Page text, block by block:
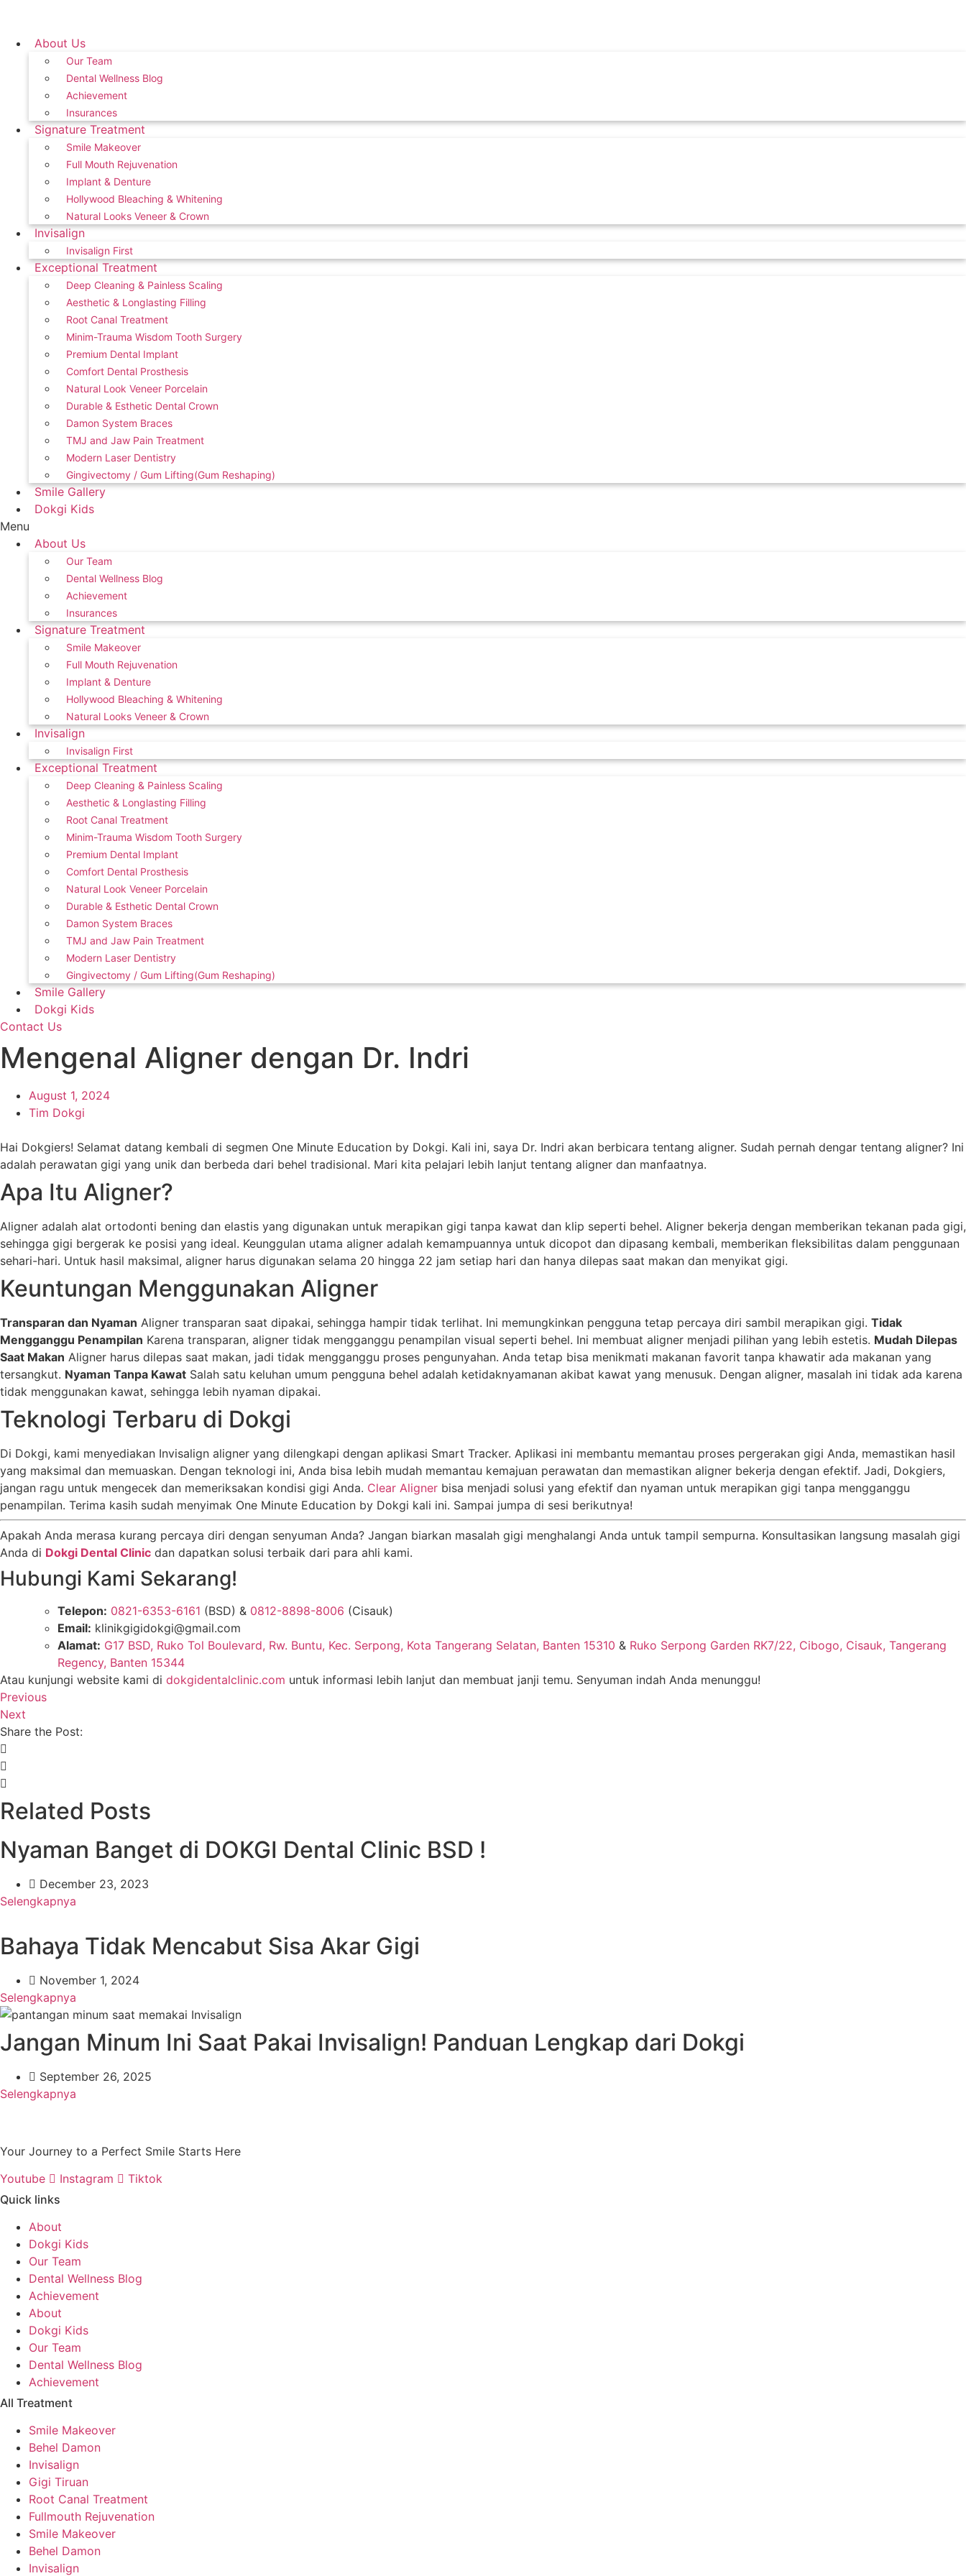
contentAbout Us
Our Team
Dental Wellness Blog
Achievement
Insurances
Signature Treatment
Smile Makeover
Full Mouth Rejuvenation
Implant & Denture
Hollywood Bleaching & Whitening
Natural Looks Veneer & Crown
Invisalign
Invisalign First
Exceptional Treatment
Deep Cleaning & Painless Scaling
Aesthetic & Longlasting Filling
Root Canal Treatment
Minim-Trauma Wisdom Tooth Surgery
Premium Dental Implant
Comfort Dental Prosthesis
Natural Look Veneer Porcelain
Durable & Esthetic Dental Crown
Damon System Braces
TMJ and Jaw Pain Treatment
Modern Laser Dentistry
Gingivectomy / Gum Lifting(Gum Reshaping)
Smile Gallery
Dokgi Kids
Menu
About Us
Our Team
Dental Wellness Blog
Achievement
Insurances
Signature Treatment
Smile Makeover
Full Mouth Rejuvenation
Implant & Denture
Hollywood Bleaching & Whitening
Natural Looks Veneer & Crown
Invisalign
Invisalign First
Exceptional Treatment
Deep Cleaning & Painless Scaling
Aesthetic & Longlasting Filling
Root Canal Treatment
Minim-Trauma Wisdom Tooth Surgery
Premium Dental Implant
Comfort Dental Prosthesis
Natural Look Veneer Porcelain
Durable & Esthetic Dental Crown
Damon System Braces
TMJ and Jaw Pain Treatment
Modern Laser Dentistry
Gingivectomy / Gum Lifting(Gum Reshaping)
Smile Gallery
Dokgi Kids
Contact Us
Mengenal Aligner dengan Dr. Indri
August 1, 2024
Tim Dokgi
Hai Dokgiers! Selamat datang kembali di segmen One Minute Education by Dokgi. Kali ini, saya Dr. Indri akan berbicara tentang aligner. Sudah pernah dengar tentang aligner? Ini
adalah perawatan gigi yang unik dan berbeda dari behel tradisional. Mari kita pelajari lebih lanjut tentang aligner dan manfaatnya.
Apa Itu Aligner?
Aligner adalah alat ortodonti bening dan elastis yang digunakan untuk merapikan gigi tanpa kawat dan klip seperti behel. Aligner bekerja dengan memberikan tekanan pada gigi,
sehingga gigi bergerak ke posisi yang ideal. Keunggulan utama aligner adalah kemampuannya untuk dicopot dan dipasang kembali, memberikan fleksibilitas dalam penggunaan
sehari-hari. Untuk hasil maksimal, aligner harus digunakan selama 20 hingga 22 jam setiap hari dan hanya dilepas saat makan dan menyikat gigi.
Keuntungan Menggunakan Aligner
Transparan dan Nyaman Aligner transparan saat dipakai, sehingga hampir tidak terlihat. Ini memungkinkan pengguna tetap percaya diri sambil merapikan gigi. Tidak
Mengganggu Penampilan Karena transparan, aligner tidak mengganggu penampilan visual seperti behel. Ini membuat aligner menjadi pilihan yang lebih estetis. Mudah Dilepas
Saat Makan Aligner harus dilepas saat makan, jadi tidak mengganggu proses pengunyahan. Anda tetap bisa menikmati makanan favorit tanpa khawatir ada makanan yang
tersangkut. Nyaman Tanpa Kawat Salah satu keluhan umum pengguna behel adalah ketidaknyamanan akibat kawat yang menusuk. Dengan aligner, masalah ini tidak ada karena
tidak menggunakan kawat, sehingga lebih nyaman dipakai.
Teknologi Terbaru di Dokgi
Di Dokgi, kami menyediakan Invisalign aligner yang dilengkapi dengan aplikasi Smart Tracker. Aplikasi ini membantu memantau proses pergerakan gigi Anda, memastikan hasil
yang maksimal dan memuaskan. Dengan teknologi ini, Anda bisa lebih mudah memantau kemajuan perawatan dan memastikan aligner bekerja dengan efektif. Jadi, Dokgiers,
jangan ragu untuk mengecek dan memeriksakan kondisi gigi Anda. Clear Aligner bisa menjadi solusi yang efektif dan nyaman untuk merapikan gigi tanpa mengganggu
penampilan. Terima kasih sudah menyimak One Minute Education by Dokgi kali ini. Sampai jumpa di sesi berikutnya!
Apakah Anda merasa kurang percaya diri dengan senyuman Anda? Jangan biarkan masalah gigi menghalangi Anda untuk tampil sempurna. Konsultasikan langsung masalah gigi
Anda di Dokgi Dental Clinic dan dapatkan solusi terbaik dari para ahli kami.
Hubungi Kami Sekarang!
Telepon: 0821-6353-6161 (BSD) & 0812-8898-8006 (Cisauk)
Email: klinikgigidokgi@gmail.com
Alamat: G17 BSD, Ruko Tol Boulevard, Rw. Buntu, Kec. Serpong, Kota Tangerang Selatan, Banten 15310 & Ruko Serpong Garden RK7/22, Cibogo, Cisauk, Tangerang
Regency, Banten 15344
Atau kunjungi website kami di dokgidentalclinic.com untuk informasi lebih lanjut dan membuat janji temu. Senyuman indah Anda menunggu!
Previous
Next
Share the Post:
Related Posts
Nyaman Banget di DOKGI Dental Clinic BSD !
December 23, 2023
Selengkapnya
Bahaya Tidak Mencabut Sisa Akar Gigi
November 1, 2024
Selengkapnya
Jangan Minum Ini Saat Pakai Invisalign! Panduan Lengkap dari Dokgi
September 26, 2025
Selengkapnya
Your Journey to a Perfect Smile Starts Here
Youtube
Instagram
Tiktok
Quick links
About
Dokgi Kids
Our Team
Dental Wellness Blog
Achievement
About
Dokgi Kids
Our Team
Dental Wellness Blog
Achievement
All Treatment
Smile Makeover
Behel Damon
Invisalign
Gigi Tiruan
Root Canal Treatment
Fullmouth Rejuvenation
Smile Makeover
Behel Damon
Invisalign